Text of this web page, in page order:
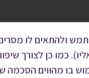
ולהתאים לו
כמו כן לצורך
בו מהווים הסכמה